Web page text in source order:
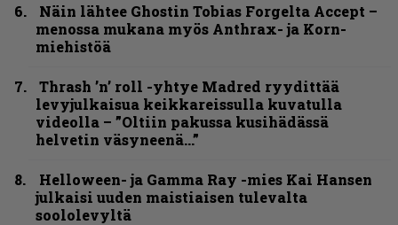
Näin lähtee Ghostin Tobias Forgelta Accept –
menossa mukana myös Anthrax- ja Korn-
miehistöä
Thrash ’n’ roll -yhtye Madred ryydittää
levyjulkaisua keikkareissulla kuvatulla
videolla – ”Oltiin pakussa kusihädässä
helvetin väsyneenä…”
Helloween- ja Gamma Ray -mies Kai Hansen
julkaisi uuden maistiaisen tulevalta
soololevyltä